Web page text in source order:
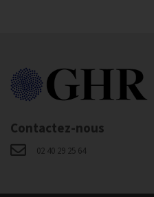
Contactez-nous
02 40 29 25 64